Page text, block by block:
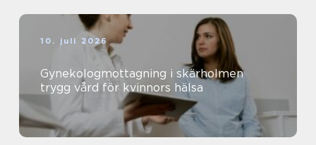
10. juli 2026
Gynekologmottagning i skärholmen
trygg vård för kvinnors hälsa